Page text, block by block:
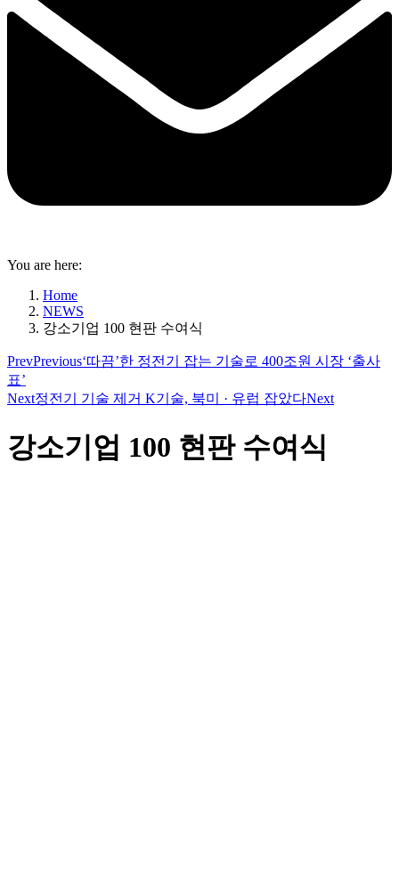
You are here:
Home
NEWS
강소기업 100 현판 수여식
PrevPrevious‘따끔’한 정전기 잡는 기술로 400조원 시장 ‘출사
표’
Next정전기 기술 제거 K기술, 북미 · 유럽 잡았다Next
강소기업 100 현판 수여식